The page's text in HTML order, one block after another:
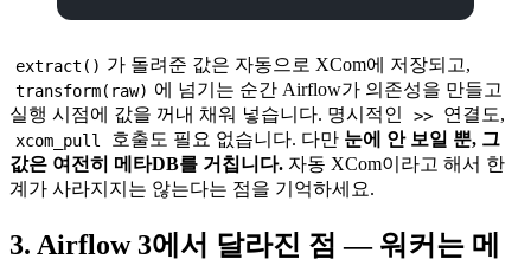
extract() 가 돌려준 값은 자동으로 XCom에 저장되고,
transform(raw) 에 넘기는 순간 Airflow가 의존성을 만들고
실행 시점에 값을 꺼내 채워 넣습니다. 명시적인
>> 연결도,
xcom_pull 호출도 필요 없습니다. 다만 눈에 안 보일 뿐, 그
값은 여전히 메타DB를 거칩니다. 자동 XCom이라고 해서 한
계가 사라지지는 않는다는 점을 기억하세요.
3. Airflow 3에서 달라진 점 — 워커는 메